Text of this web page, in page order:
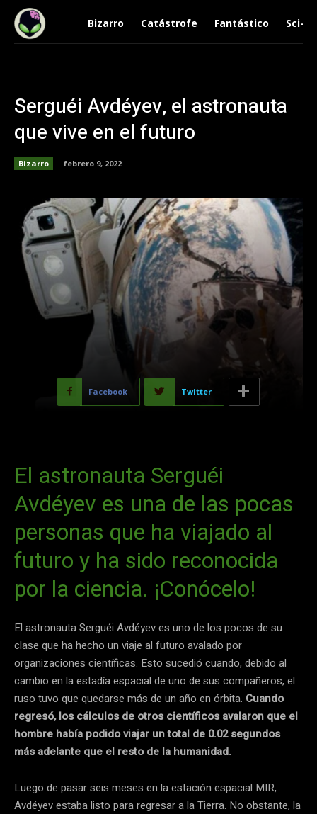
Bizarro Catástrofe Fantástico Sci-Fi
Serguéi Avdéyev, el astronauta
que vive en el futuro
Bizarro febrero 9, 2022
Facebook Twitter
El astronauta Serguéi
Avdéyev es una de las pocas
personas que ha viajado al
futuro y ha sido reconocida
por la ciencia. ¡Conócelo!
El astronauta Serguéi Avdéyev es uno de los pocos de su
clase que ha hecho un viaje al futuro avalado por
organizaciones científicas. Esto sucedió cuando, debido al
cambio en la estadía espacial de uno de sus compañeros, el
ruso tuvo que quedarse más de un año en órbita. Cuando
regresó, los cálculos de otros científicos avalaron que el
hombre había podido viajar un total de 0.02 segundos
más adelante que el resto de la humanidad.
Luego de pasar seis meses en la estación espacial MIR,
Avdéyev estaba listo para regresar a la Tierra. No obstante, la